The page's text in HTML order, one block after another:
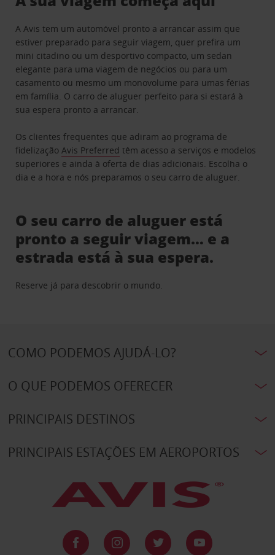
A Avis tem um automóvel pronto a arrancar assim que
estiver preparado para seguir viagem, quer prefira um
mini citadino ou um desportivo compacto, um sedan
elegante para uma viagem de negócios ou para um
casamento ou mesmo um monovolume para umas férias
em família. O carro de aluguer perfeito para si estará à
sua espera pronto a arrancar.
Os clientes frequentes que adiram ao programa de
fidelizaçãoAvis Preferred têm acesso a serviços e modelos
superiores e ainda à oferta de dias adicionais. Escolha o
dia e a hora e nós preparamos o seu carro de aluguer.
O seu carro de aluguer está
pronto a seguir viagem… e a
estrada está à sua espera.
Reserve já para descobrir o mundo.
COMO PODEMOS AJUDÁ-LO?
O QUE PODEMOS OFERECER
PRINCIPAIS DESTINOS
PRINCIPAIS ESTAÇÕES EM AEROPORTOS